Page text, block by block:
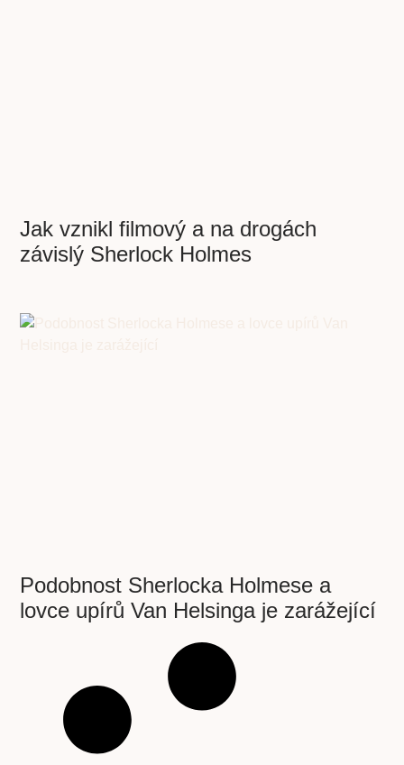
Jak vznikl filmový a na drogách
závislý Sherlock Holmes
Podobnost Sherlocka Holmese a
lovce upírů Van Helsinga je zarážející